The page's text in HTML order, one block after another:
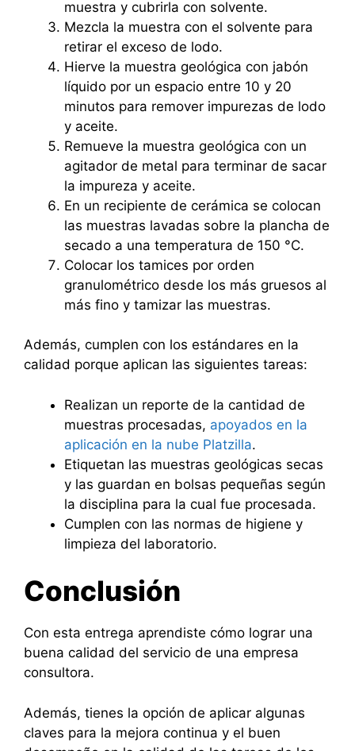
muestra y cubrirla con solvente.
Mezcla la muestra con el solvente para
retirar el exceso de lodo.
Hierve la muestra geológica con jabón
líquido por un espacio entre 10 y 20
minutos para remover impurezas de lodo
y aceite.
Remueve la muestra geológica con un
agitador de metal para terminar de sacar
la impureza y aceite.
En un recipiente de cerámica se colocan
las muestras lavadas sobre la plancha de
secado a una temperatura de 150 °C.
Colocar los tamices por orden
granulométrico desde los más gruesos al
más fino y tamizar las muestras.
Además, cumplen con los estándares en la
calidad porque aplican las siguientes tareas:
Realizan un reporte de la cantidad de
muestras procesadas, apoyados en la
aplicación en la nube Platzilla.
Etiquetan las muestras geológicas secas
y las guardan en bolsas pequeñas según
la disciplina para la cual fue procesada.
Cumplen con las normas de higiene y
limpieza del laboratorio.
Conclusión
Con esta entrega aprendiste cómo lograr una
buena calidad del servicio de una empresa
consultora.
Además, tienes la opción de aplicar algunas
claves para la mejora continua y el buen